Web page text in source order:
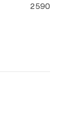
2 590